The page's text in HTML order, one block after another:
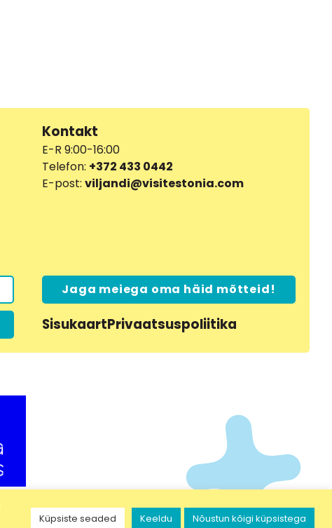
Kontakt
E-R 9:00-16:00
Telefon: +372 433 0442
E-post: viljandi@visitestonia.com
Jaga meiega oma häid mõtteid!
SisukaartPrivaatsuspoliitika
Küpsiste seaded Keeldu Nõustun kõigi küpsistega